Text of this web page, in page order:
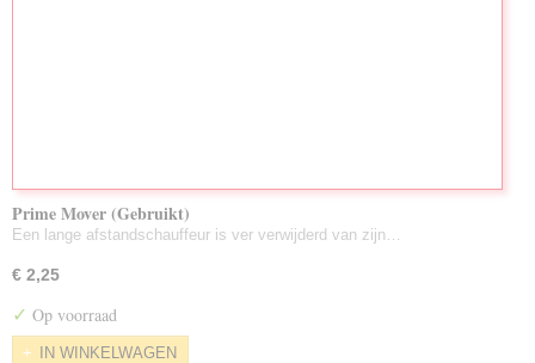
Prime Mover (Gebruikt)
Een lange afstandschauffeur is ver verwijderd van zijn…
€ 2,25
✓ Op voorraad
IN WINKELWAGEN